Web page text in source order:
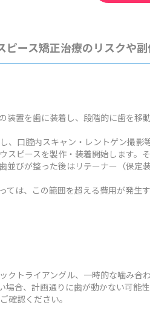
ピース矯正治療のリスクや
装置を歯に装着し、段階的に歯を移
、口腔内スキャン・レントゲン撮影
スピースを製作・装着開始します
びが整った後はリテーナー（保定
は、この範囲を超える費用が発生す
トライアングル、一時的な噛み合
合、計画通りに歯が動かない可能性
確認ください。